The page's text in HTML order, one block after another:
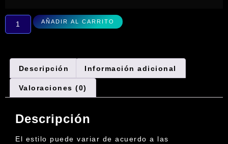
AÑADIR AL CARRITO
Descripción Información adicional
Valoraciones (0)
Descripción
El estilo puede variar de acuerdo a las